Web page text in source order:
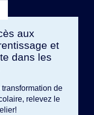
aux
et
dans les
de
relevez le